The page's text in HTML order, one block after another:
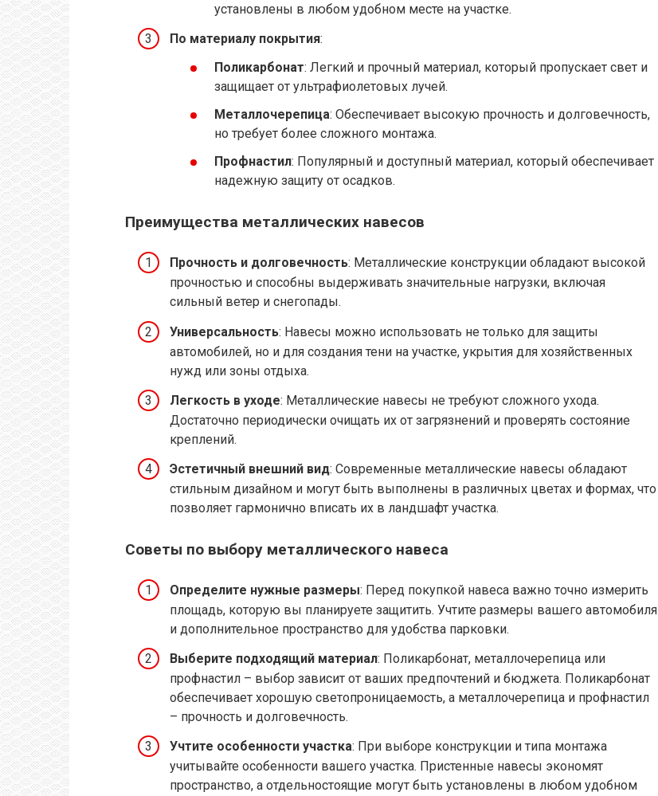
установлены в любом удобном месте на участке.
По материалу покрытия:
Поликарбонат: Легкий и прочный материал, который пропускает свет и
защищает от ультрафиолетовых лучей.
Металлочерепица: Обеспечивает высокую прочность и долговечность,
но требует более сложного монтажа.
Профнастил: Популярный и доступный материал, который обеспечивает
надежную защиту от осадков.
Преимущества металлических навесов
Прочность и долговечность: Металлические конструкции обладают высокой
прочностью и способны выдерживать значительные нагрузки, включая
сильный ветер и снегопады.
Универсальность: Навесы можно использовать не только для защиты
автомобилей, но и для создания тени на участке, укрытия для хозяйственных
нужд или зоны отдыха.
Легкость в уходе: Металлические навесы не требуют сложного ухода.
Достаточно периодически очищать их от загрязнений и проверять состояние
креплений.
Эстетичный внешний вид: Современные металлические навесы обладают
стильным дизайном и могут быть выполнены в различных цветах и формах, что
позволяет гармонично вписать их в ландшафт участка.
Советы по выбору металлического навеса
Определите нужные размеры: Перед покупкой навеса важно точно измерить
площадь, которую вы планируете защитить. Учтите размеры вашего автомобиля
и дополнительное пространство для удобства парковки.
Выберите подходящий материал: Поликарбонат, металлочерепица или
профнастил – выбор зависит от ваших предпочтений и бюджета. Поликарбонат
обеспечивает хорошую светопроницаемость, а металлочерепица и профнастил
– прочность и долговечность.
Учтите особенности участка: При выборе конструкции и типа монтажа
учитывайте особенности вашего участка. Пристенные навесы экономят
пространство, а отдельностоящие могут быть установлены в любом удобном